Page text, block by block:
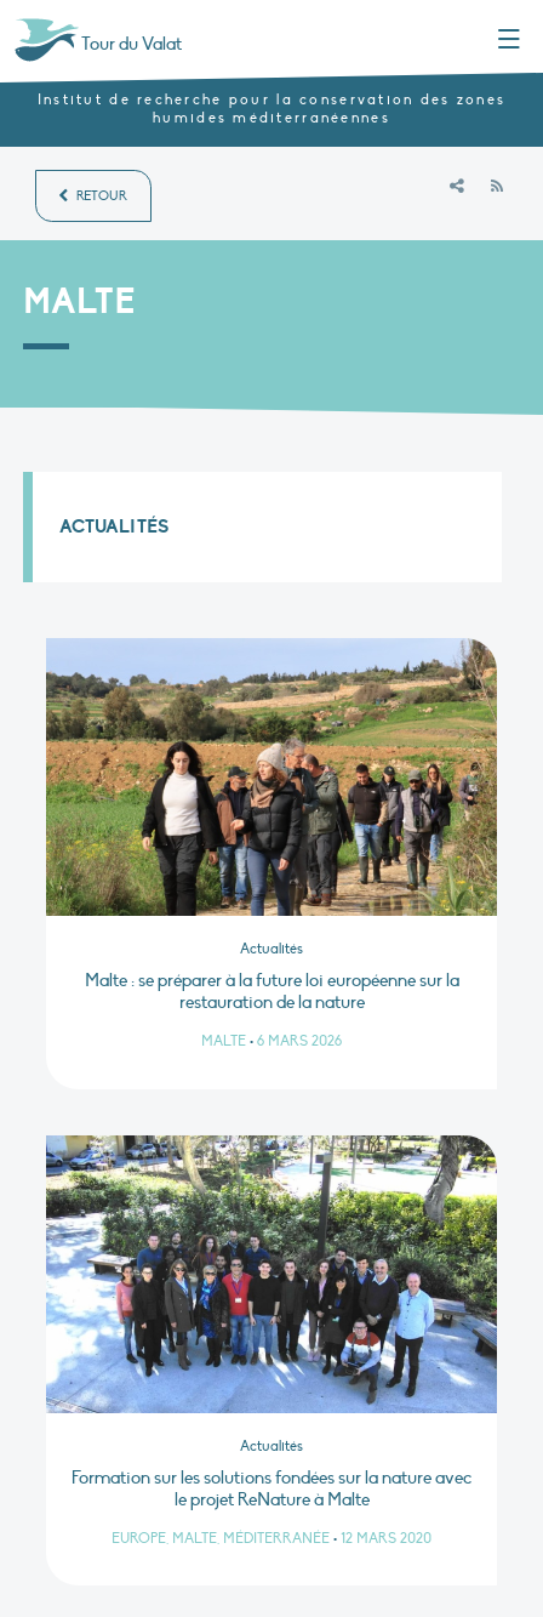
Tour du Valat
Institut de recherche pour la conservation des zones
humides méditerranéennes
RETOUR
MALTE
ACTUALITÉS
Actualités
Malte : se préparer à la future loi européenne sur la
restauration de la nature
MALTE • 6 MARS 2026
Actualités
Formation sur les solutions fondées sur la nature avec
le projet ReNature à Malte
EUROPE, MALTE, MÉDITERRANÉE • 12 MARS 2020